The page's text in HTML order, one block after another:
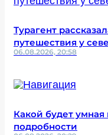
Турагент
путешествия у
06.08.2026, 20:58
Какой будет
подробности